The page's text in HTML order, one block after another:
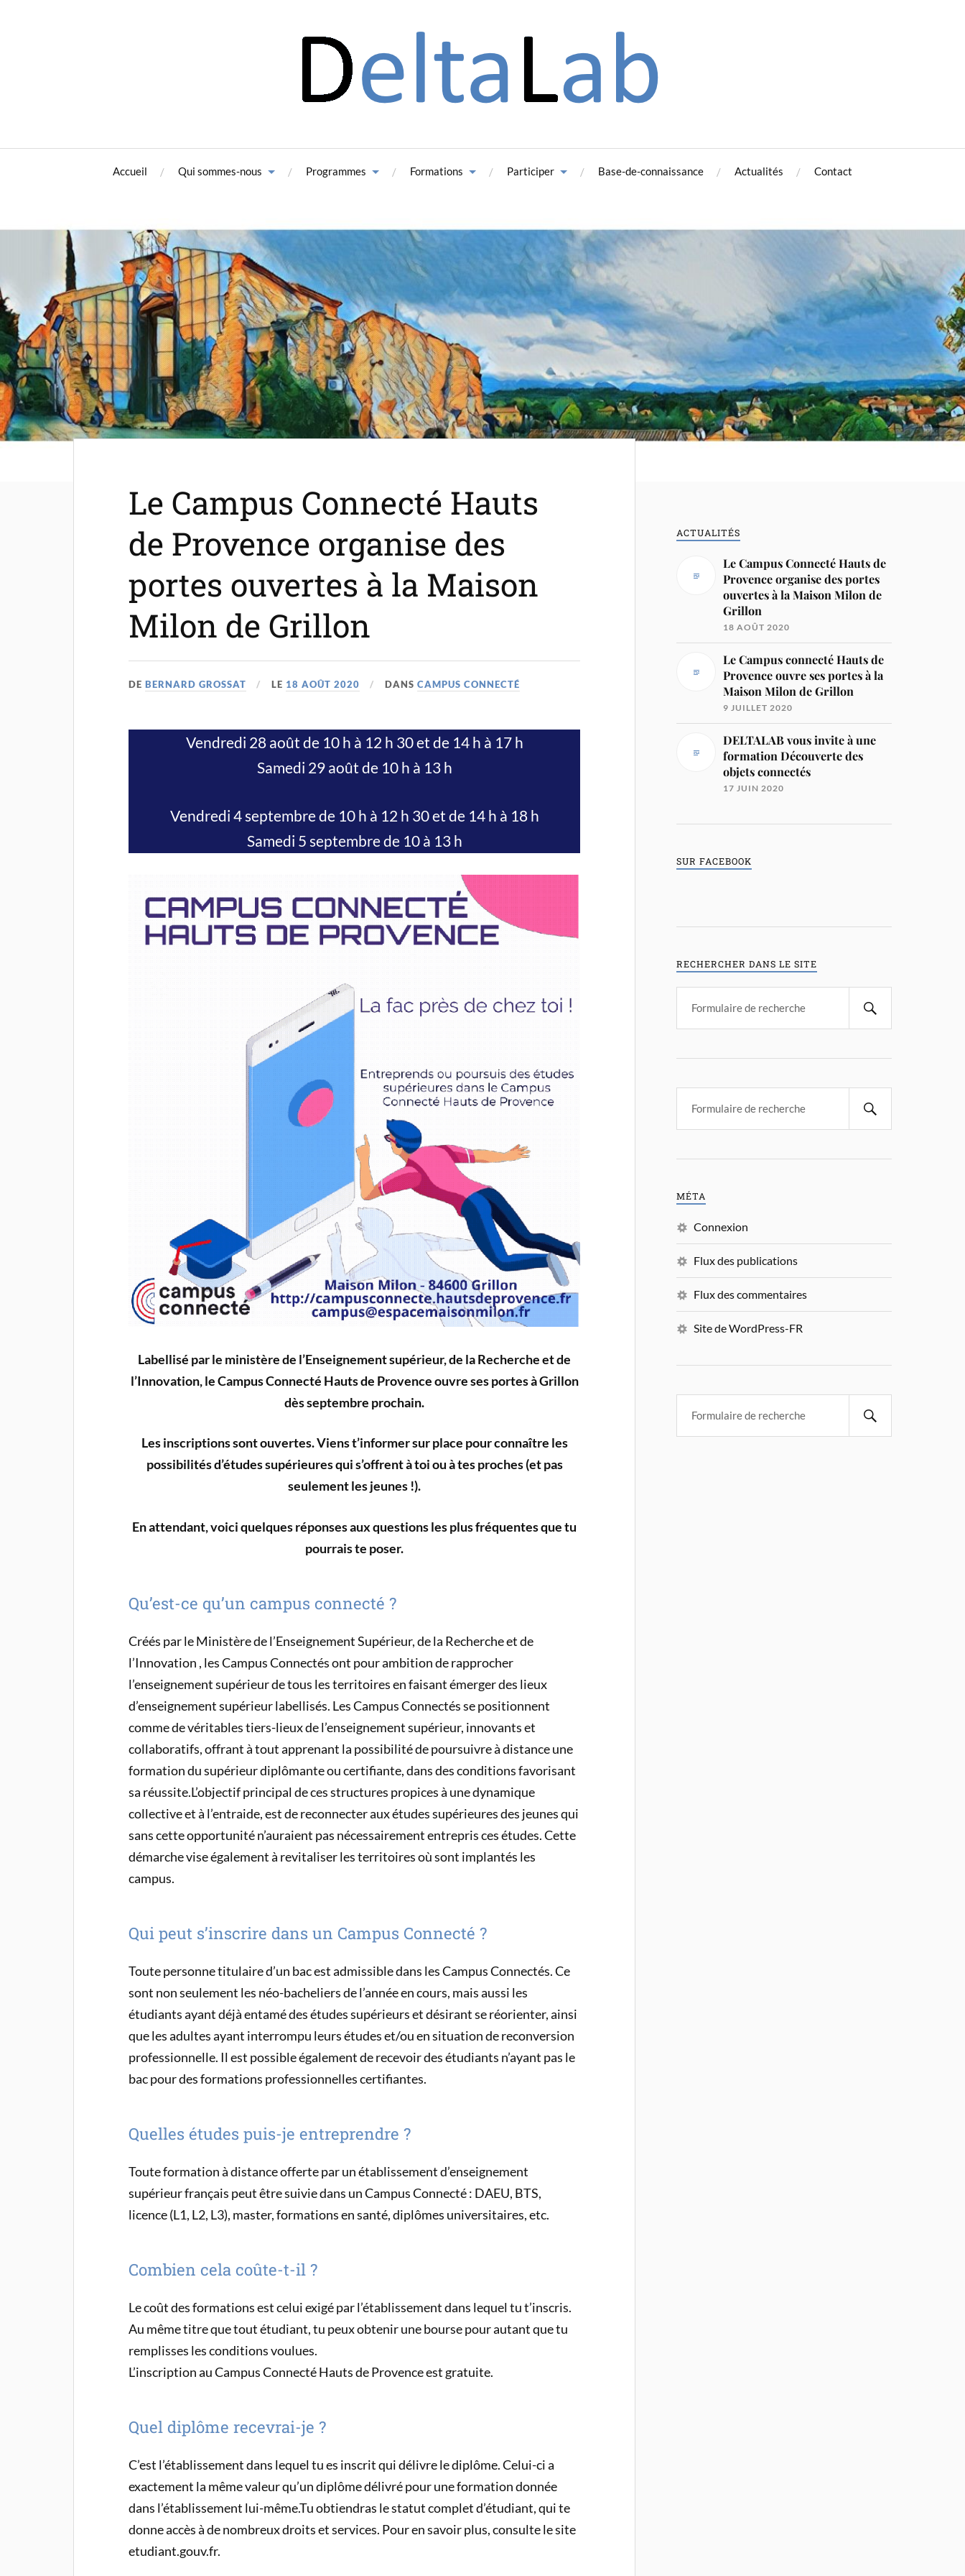
Accueil Qui sommes-nous Programmes Formations Participer Base-de-connaissance Actualités Contact
Le Campus Connecté Hauts
de Provence organise des
portes ouvertes à la Maison
Milon de Grillon
DEBERNARD GROSSAT LE 18 AOÛT 2020 DANSCAMPUS CONNECTÉ
Vendredi 28 août de 10 h à 12 h 30 et de 14 h à 17 h
Samedi 29 août de 10 h à 13 h
Vendredi 4 septembre de 10 h à 12 h 30 et de 14 h à 18 h
Samedi 5 septembre de 10 à 13 h
Labellisé par le ministère de l’Enseignement supérieur, de la Recherche et de
l’Innovation, le Campus Connecté Hauts de Provence ouvre ses portes à Grillon
dès septembre prochain.
Les inscriptions sont ouvertes. Viens t’informer sur place pour connaître les
possibilités d’études supérieures qui s’offrent à toi ou à tes proches (et pas
seulement les jeunes !).
En attendant, voici quelques réponses aux questions les plus fréquentes que tu
pourrais te poser.
Qu’est-ce qu’un campus connecté ?
Créés par le Ministère de l’Enseignement Supérieur, de la Recherche et de
l’Innovation , les Campus Connectés ont pour ambition de rapprocher
l’enseignement supérieur de tous les territoires en faisant émerger des lieux
d’enseignement supérieur labellisés. Les Campus Connectés se positionnent
comme de véritables tiers-lieux de l’enseignement supérieur, innovants et
collaboratifs, offrant à tout apprenant la possibilité de poursuivre à distance une
formation du supérieur diplômante ou certifiante, dans des conditions favorisant
sa réussite.L’objectif principal de ces structures propices à une dynamique
collective et à l’entraide, est de reconnecter aux études supérieures des jeunes qui
sans cette opportunité n’auraient pas nécessairement entrepris ces études. Cette
démarche vise également à revitaliser les territoires où sont implantés les
campus.
Qui peut s’inscrire dans un Campus Connecté ?
Toute personne titulaire d’un bac est admissible dans les Campus Connectés. Ce
sont non seulement les néo-bacheliers de l’année en cours, mais aussi les
étudiants ayant déjà entamé des études supérieurs et désirant se réorienter, ainsi
que les adultes ayant interrompu leurs études et/ou en situation de reconversion
professionnelle. Il est possible également de recevoir des étudiants n’ayant pas le
bac pour des formations professionnelles certifiantes.
Quelles études puis-je entreprendre ?
Toute formation à distance offerte par un établissement d’enseignement
supérieur français peut être suivie dans un Campus Connecté : DAEU, BTS,
licence (L1, L2, L3), master, formations en santé, diplômes universitaires, etc.
Combien cela coûte-t-il ?
Le coût des formations est celui exigé par l’établissement dans lequel tu t’inscris.
Au même titre que tout étudiant, tu peux obtenir une bourse pour autant que tu
remplisses les conditions voulues.
L’inscription au Campus Connecté Hauts de Provence est gratuite.
Quel diplôme recevrai-je ?
C’est l’établissement dans lequel tu es inscrit qui délivre le diplôme. Celui-ci a
exactement la même valeur qu’un diplôme délivré pour une formation donnée
dans l’établissement lui-même.Tu obtiendras le statut complet d’étudiant, qui te
donne accès à de nombreux droits et services. Pour en savoir plus, consulte le site
etudiant.gouv.fr.
ACTUALITÉS
Le Campus Connecté Hauts de
Provence organise des portes
ouvertes à la Maison Milon de
Grillon
18 AOÛT 2020
Le Campus connecté Hauts de
Provence ouvre ses portes à la
Maison Milon de Grillon
9 JUILLET 2020
DELTALAB vous invite à une
formation Découverte des
objets connectés
17 JUIN 2020
SUR FACEBOOK
RECHERCHER DANS LE SITE
MÉTA
Connexion
Flux des publications
Flux des commentaires
Site de WordPress-FR